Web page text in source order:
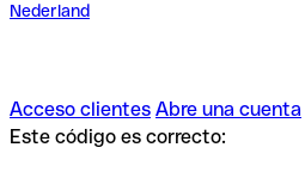
Nederland
Acceso clientes Abre una cuenta
Este código es correcto: